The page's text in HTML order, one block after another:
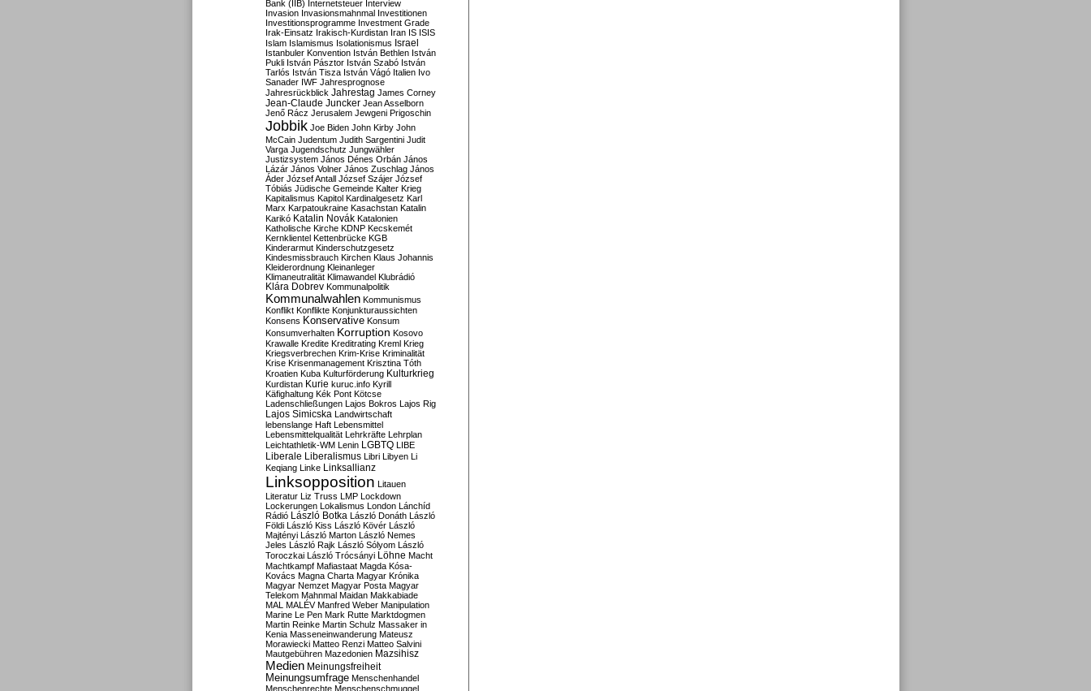
Bank (IIB) Internetsteuer Interview
Invasion Invasionsmahnmal Investitionen
Investitionsprogramme Investment Grade
Irak-Einsatz Irakisch-Kurdistan Iran IS ISIS
Islam Islamismus Isolationismus Israel
Istanbuler Konvention István Bethlen István
Pukli István Pásztor István Szabó István
Tarlós István Tisza István Vágó Italien Ivo
Sanader IWF Jahresprognose
Jahresrückblick Jahrestag James Corney
Jean-Claude Juncker Jean Asselborn
Jenő Rácz Jerusalem Jewgeni Prigoschin
Jobbik Joe Biden John Kirby John
McCain Judentum Judith Sargentini Judit
Varga Jugendschutz Jungwähler
Justizsystem János Dénes Orbán János
Lázár János Volner János Zuschlag János
Áder József Antall József Szájer József
Tóbiás Jüdische Gemeinde Kalter Krieg
Kapitalismus Kapitol Kardinalgesetz Karl
Marx Karpatoukraine Kasachstan Katalin
Karikó Katalin Novák Katalonien
Katholische Kirche KDNP Kecskemét
Kernklientel Kettenbrücke KGB
Kinderarmut Kinderschutzgesetz
Kindesmissbrauch Kirchen Klaus Johannis
Kleiderordnung Kleinanleger
Klimaneutralität Klimawandel Klubrádió
Klára Dobrev Kommunalpolitik
Kommunalwahlen Kommunismus
Konflikt Konflikte Konjunkturaussichten
Konsens Konservative Konsum
Konsumverhalten Korruption Kosovo
Krawalle Kredite Kreditrating Kreml Krieg
Kriegsverbrechen Krim-Krise Kriminalität
Krise Krisenmanagement Krisztina Tóth
Kroatien Kuba Kulturförderung Kulturkrieg
Kurdistan Kurie kuruc.info Kyrill
Käfighaltung Kék Pont Kötcse
Ladenschließungen Lajos Bokros Lajos Rig
Lajos Simicska Landwirtschaft
lebenslange Haft Lebensmittel
Lebensmittelqualität Lehrkräfte Lehrplan
Leichtathletik-WM Lenin LGBTQ LIBE
Liberale Liberalismus Libri Libyen Li
Keqiang Linke Linksallianz
Linksopposition Litauen
Literatur Liz Truss LMP Lockdown
Lockerungen Lokalismus London Lánchíd
Rádió
László Botka László Donáth László
Földi László Kiss László Kövér László
Majtényi László Marton László Nemes
Jeles László Rajk László Sólyom László
Toroczkai László Trócsányi Löhne Macht
Machtkampf Mafiastaat Magda Kósa-
Kovács Magna Charta Magyar Krónika
Magyar Nemzet Magyar Posta Magyar
Telekom Mahnmal Maidan Makkabiade
MAL MALÉV Manfred Weber Manipulation
Marine Le Pen Mark Rutte Marktdogmen
Martin Reinke Martin Schulz Massaker in
Kenia Masseneinwanderung Mateusz
Morawiecki Matteo Renzi Matteo Salvini
Mautgebühren Mazedonien Mazsihisz
Medien Meinungsfreiheit
Meinungsumfrage Menschenhandel
Menschenrechte Menschenschmuggel